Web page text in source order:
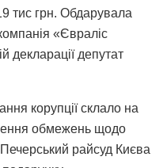
тис грн. Обдарувала
«Євраліс
декларації депутат
корупції склало на
обмежень щодо
райсуд Києва